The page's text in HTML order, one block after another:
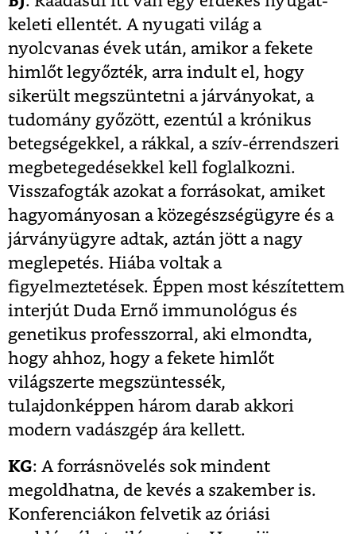
keleti ellentét. A nyugati világ a
nyolcvanas évek után, amikor a fekete
himlőt legyőzték, arra indult el, hogy
sikerült megszüntetni a járványokat, a
tudomány győzött, ezentúl a krónikus
betegségekkel, a rákkal, a szív-érrendszeri
megbetegedésekkel kell foglalkozni.
Visszafogták azokat a forrásokat, amiket
hagyományosan a közegészségügyre és a
járványügyre adtak, aztán jött a nagy
meglepetés. Hiába voltak a
figyelmeztetések. Éppen most készítettem
interjút Duda Ernő immunológus és
genetikus professzorral, aki elmondta,
hogy ahhoz, hogy a fekete himlőt
világszerte megszüntessék,
tulajdonképpen három darab akkori
modern vadászgép ára kellett.
KG: A forrásnövelés sok mindent
megoldhatna, de kevés a szakember is.
Konferenciákon felvetik az óriási